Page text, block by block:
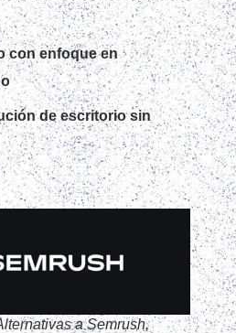
con enfoque en
de escritorio sin
a Semrush,